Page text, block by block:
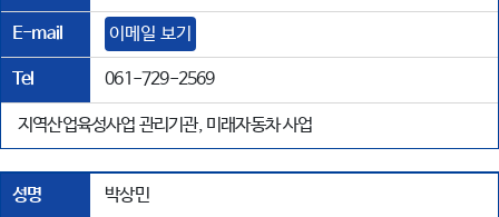
E-mail 이메일 보기
Tel 061-729-2569
지역산업육성사업 관리기관, 미래자동차 사업
성명 박상민